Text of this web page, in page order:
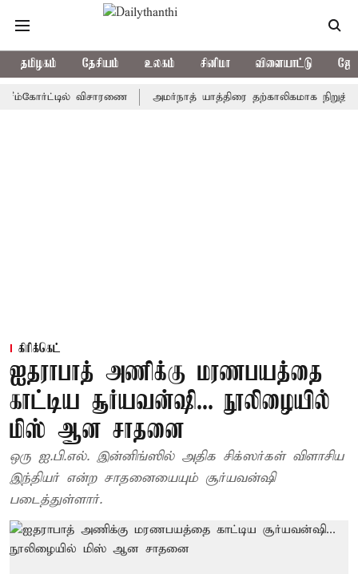
தமிழகம் தேசியம் உலகம் சினிமா விளையாட்டு
விசாரணை அமர்நாத் யாத்திரை தற்காலிகமாக நிறுத்தம்
கிரிக்கெட்
ஐதராபாத் அணிக்கு மரணபயத்தை
காட்டிய சூர்யவன்ஷி... நூலிழையில்
மிஸ் ஆன சாதனை
ஒரு ஐ.பி.எல். இன்னிங்ஸில் அதிக சிக்ஸர்கள் விளாசிய
இந்தியர் என்ற சாதனையையும் சூர்யவன்ஷி
படைத்துள்ளார்.